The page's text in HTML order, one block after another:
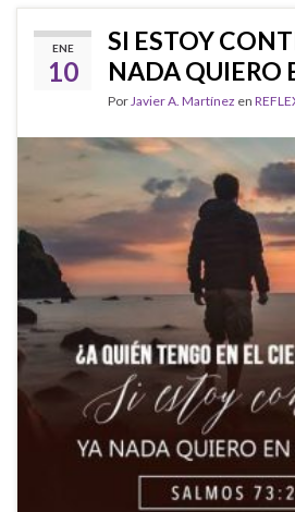
ENE
10
SI ESTOY
NADA QUIERO
Por Javier A. Martínez en